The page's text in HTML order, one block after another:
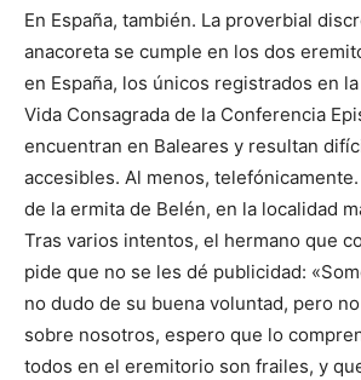
En España, también. La proverbial
anacoreta se cumple en los dos
en España, los únicos registrados en
Vida Consagrada de la Conferencia
encuentran en Baleares y resultan
accesibles. Al menos,
de la ermita de Belén, en la localidad
Tras varios intentos, el hermano que
pide que no se les dé publicidad:
no dudo de su buena voluntad, pero
sobre nosotros, espero que lo
todos en el eremitorio son frailes, y